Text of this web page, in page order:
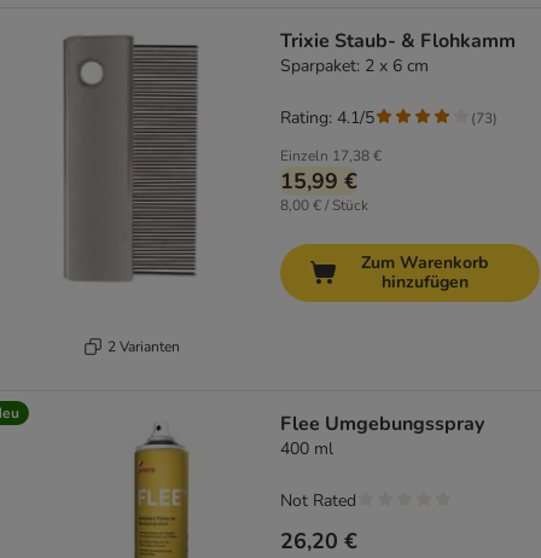
2 Varianten
Trixie Staub- & Flohkamm
Sparpaket: 2 x 6 cm
Einzeln 17,38 €
15,99 €
8,00 € / Stück
Rating: 4.1/5 (73)
Zum Warenkorb
hinzufügen
Flee Umgebungsspray
400 ml
26,20 €
Not Rated